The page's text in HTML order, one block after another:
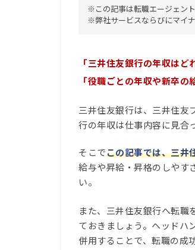
※この記事は転職エージェン
※弊社サービスならびにマイ
「三井住友銀行の年収はど
「役職ごとの年収や新卒の
三井住友銀行は、三井住友
行の年収は仕事内容に見合
そこでこの記事では、三井
給与や昇給・昇格のしやす
い。
また、三井住友銀行へ転職
ておきましょう。ヘッドハ
併用することで、転職の成